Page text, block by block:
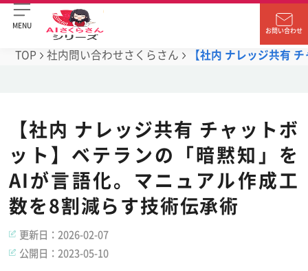
MENU
お問い合わせ
TOP 社内問い合わせさくらさん 【社内 ナレッジ共有
【社内 ナレッジ共有 チャットボ
ット】ベテランの「暗黙知」を
AIが言語化。マニュアル作成工
数を8割減らす技術伝承術
更新日：2026-02-07
公開日：2023-05-10